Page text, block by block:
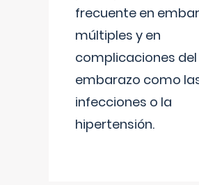
frecuente en
múltiples y en
complicaciones del
embarazo como
infecciones o la
hipertensión.